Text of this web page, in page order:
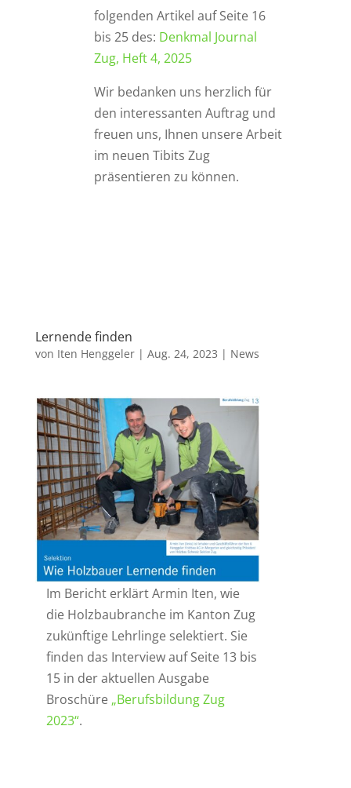
folgenden Artikel auf Seite 16
bis 25 des: Denkmal Journal
Zug, Heft 4, 2025
Wir bedanken uns herzlich für
den interessanten Auftrag und
freuen uns, Ihnen unsere Arbeit
im neuen Tibits Zug
präsentieren zu können.
Lernende finden
von Iten Henggeler| Aug. 24, 2023 | News
Im Bericht erklärt Armin Iten, wie
die Holzbaubranche im Kanton Zug
zukünftige Lehrlinge selektiert. Sie
finden das Interview auf Seite 13 bis
15 in der aktuellen Ausgabe
Broschüre„Berufsbildung Zug
2023“.